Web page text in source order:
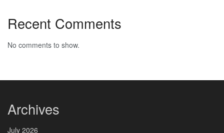
Recent Comments
No comments to show.
Archives
July 2026